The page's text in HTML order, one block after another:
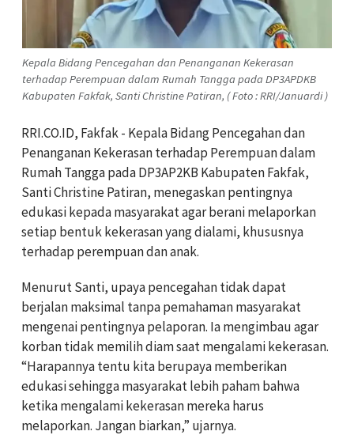
Kepala Bidang Pencegahan dan Penanganan Kekerasan
terhadap Perempuan dalam Rumah Tangga pada DP3APDKB
Kabupaten Fakfak, Santi Christine Patiran, ( Foto : RRI/Januardi )
RRI.CO.ID, Fakfak - Kepala Bidang Pencegahan dan
Penanganan Kekerasan terhadap Perempuan dalam
Rumah Tangga pada DP3AP2KB Kabupaten Fakfak,
Santi Christine Patiran, menegaskan pentingnya
edukasi kepada masyarakat agar berani melaporkan
setiap bentuk kekerasan yang dialami, khususnya
terhadap perempuan dan anak.
Menurut Santi, upaya pencegahan tidak dapat
berjalan maksimal tanpa pemahaman masyarakat
mengenai pentingnya pelaporan. Ia mengimbau agar
korban tidak memilih diam saat mengalami kekerasan.
“Harapannya tentu kita berupaya memberikan
edukasi sehingga masyarakat lebih paham bahwa
ketika mengalami kekerasan mereka harus
melaporkan. Jangan biarkan,” ujarnya.